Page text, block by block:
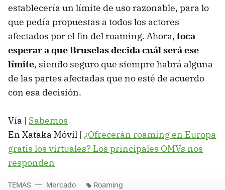
establecería un límite de uso razonable, para lo
que pedía propuestas a todos los actores
afectados por el fin del roaming. Ahora, toca
esperar a que Bruselas decida cuál será ese
límite, siendo seguro que siempre habrá alguna
de las partes afectadas que no esté de acuerdo
con esa decisión.
Vía | Sabemos
En Xataka Móvil | ¿Ofrecerán roaming en Europa
gratis los virtuales? Los principales OMVs nos
responden
TEMAS Mercado Roaming